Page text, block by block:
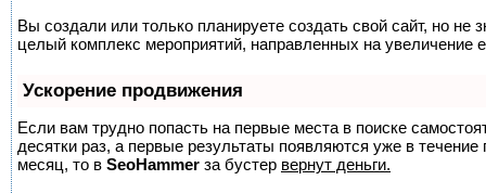
Вы создали или только планируете создать свой сайт, но не
целый комплекс мероприятий, направленных на увеличение
Ускорение продвижения
Если вам трудно попасть на первые места в поиске
десятки раз, а первые результаты появляются уже в
месяц, то в SeoHammer за бустер вернут деньги.